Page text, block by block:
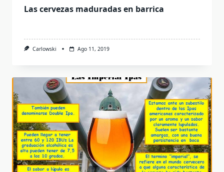
Las cervezas maduradas en barrica
Carlowski Ago 11, 2019